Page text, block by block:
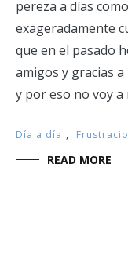
pereza a días
exageradamente
que en el pasado
amigos y gracias
y por eso no voy
Día a día ,
READ MORE